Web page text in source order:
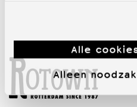
Alle
Alleen